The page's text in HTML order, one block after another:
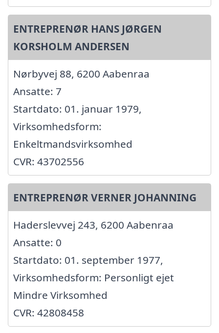
ENTREPRENØR HANS JØRGEN
KORSHOLM ANDERSEN
Nørbyvej 88, 6200 Aabenraa
Ansatte: 7
Startdato: 01. januar 1979,
Virksomhedsform:
Enkeltmandsvirksomhed
CVR: 43702556
ENTREPRENØR VERNER JOHANNING
Haderslevvej 243, 6200 Aabenraa
Ansatte: 0
Startdato: 01. september 1977,
Virksomhedsform: Personligt ejet
Mindre Virksomhed
CVR: 42808458